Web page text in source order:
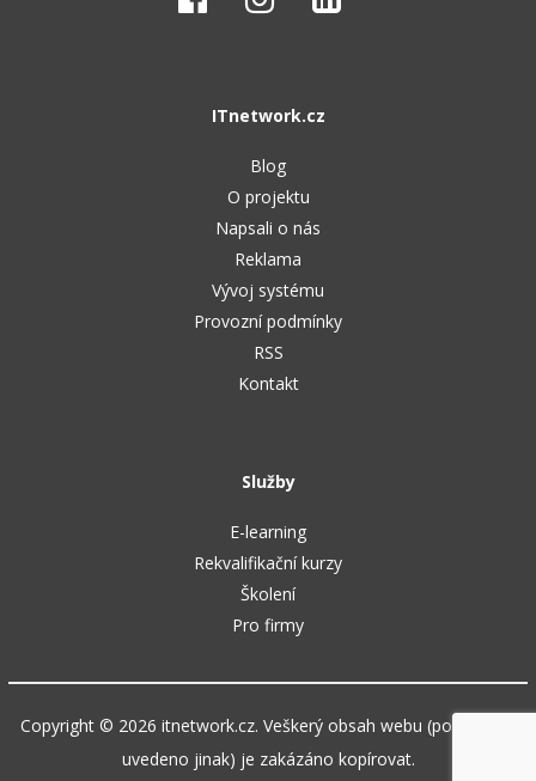
ITnetwork.cz
Blog
O projektu
Napsali o nás
Reklama
Vývoj systému
Provozní podmínky
RSS
Kontakt
Služby
E-learning
Rekvalifikační kurzy
Školení
Pro firmy
Copyright © 2026 itnetwork.cz. Veškerý obsah webu (pokud není
uvedeno jinak) je zakázáno kopírovat.